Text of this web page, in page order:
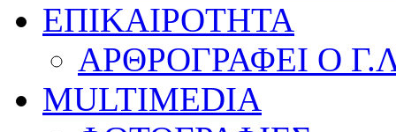
ΕΠΙΚΑΙΡΟΤΗΤΑ
ΑΡΘΡΟΓΡΑΦΕΙ Ο
MULTIMEDIA